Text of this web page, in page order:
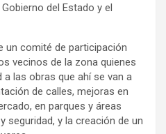
del Estado y el
un comité de participación
vecinos de la zona quienes
a las obras que ahí se van a
de calles, mejoras en
en parques y áreas
seguridad, y la creación de un